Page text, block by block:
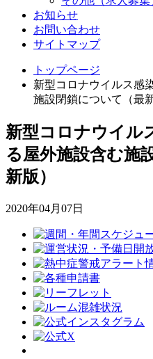
お知らせ
お問い合わせ
サイトマップ
トップページ
新型コロナウイルス感
施設閉鎖について（最新
新型コロナウイル
る屋外施設含む施
新版）
2020年04月07日